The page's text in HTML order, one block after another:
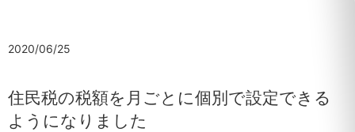
2020/06/25
住民税の税額を月ごとに個別で設定できる
ようになりました